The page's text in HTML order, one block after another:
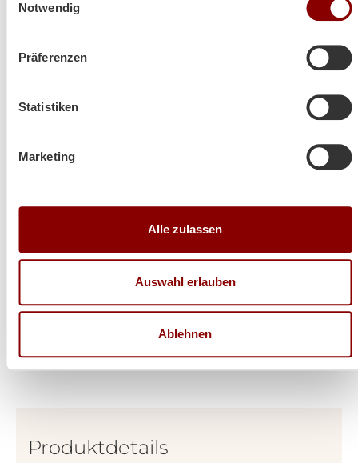
Notwendig
Präferenzen
Statistiken
Marketing
Alle zulassen
Auswahl erlauben
Ablehnen
ich hoffe es geht Ihnen gut!
so kalt das wir ihn angefeuert haben!
Lina
Produktdetails